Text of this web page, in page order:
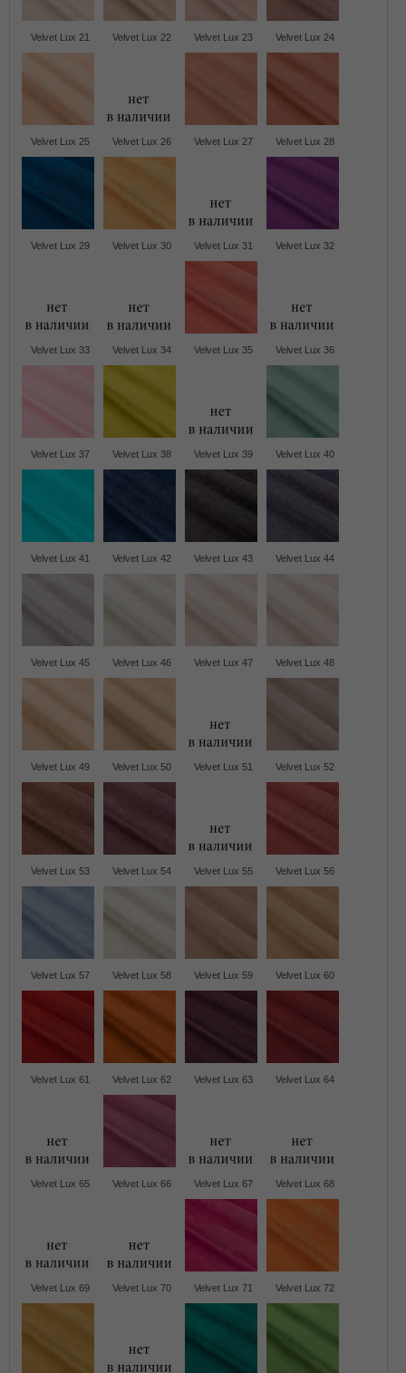
Velvet Lux 21 Velvet Lux 22 Velvet Lux 23 Velvet Lux 24
Velvet Lux 25 Velvet Lux 26 Velvet Lux 27 Velvet Lux 28
Velvet Lux 29 Velvet Lux 30 Velvet Lux 31 Velvet Lux 32
Velvet Lux 33 Velvet Lux 34 Velvet Lux 35 Velvet Lux 36
Velvet Lux 37 Velvet Lux 38 Velvet Lux 39 Velvet Lux 40
Velvet Lux 41 Velvet Lux 42 Velvet Lux 43 Velvet Lux 44
Velvet Lux 45 Velvet Lux 46 Velvet Lux 47 Velvet Lux 48
Velvet Lux 49 Velvet Lux 50 Velvet Lux 51 Velvet Lux 52
Velvet Lux 53 Velvet Lux 54 Velvet Lux 55 Velvet Lux 56
Velvet Lux 57 Velvet Lux 58 Velvet Lux 59 Velvet Lux 60
Velvet Lux 61 Velvet Lux 62 Velvet Lux 63 Velvet Lux 64
Velvet Lux 65 Velvet Lux 66 Velvet Lux 67 Velvet Lux 68
Velvet Lux 69 Velvet Lux 70 Velvet Lux 71 Velvet Lux 72